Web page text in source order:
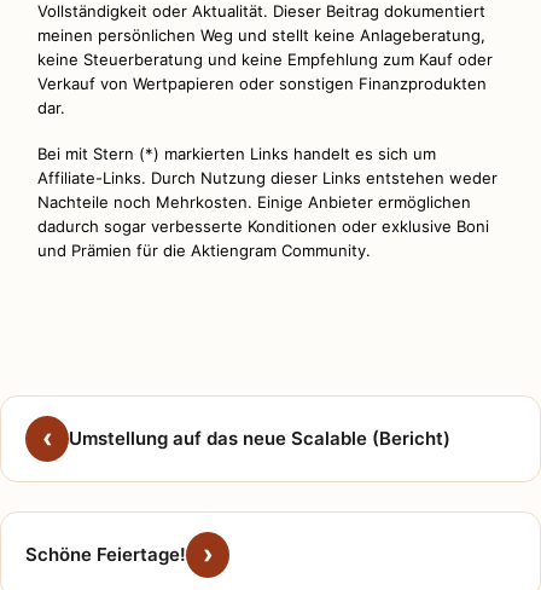
Vollständigkeit oder Aktualität. Dieser Beitrag dokumentiert
meinen persönlichen Weg und stellt keine Anlageberatung,
keine Steuerberatung und keine Empfehlung zum Kauf oder
Verkauf von Wertpapieren oder sonstigen Finanzprodukten
dar.
Bei mit Stern (*) markierten Links handelt es sich um
Affiliate-Links. Durch Nutzung dieser Links entstehen weder
Nachteile noch Mehrkosten. Einige Anbieter ermöglichen
dadurch sogar verbesserte Konditionen oder exklusive Boni
und Prämien für die Aktiengram Community.
Umstellung auf das neue Scalable (Bericht)
Schöne Feiertage!